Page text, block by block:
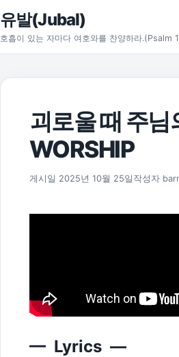
본문으로 건너뛰기
유발(Jubal)
호흡이 있는 자마다 여호와를 찬양하라.(Psalm
괴로울 때 주님
WORSHIP
게시일 2025년 10월 25일 2025년 11
작성자
— Lyrics —